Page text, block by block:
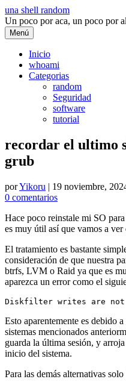
Saltar
al
contenido
una shell random
Un poco por aca, un poco por
Menú
Inicio
whoami
Categorias
random
Seguridad
software
tutorial
recordar el ultimo
grub
porYikoru | 19 noviembre,
0 comentarios
Hace poco reinstale mi SO
es muy útil así que vamos a
El tratamiento es bastante
consideración de que nuestra
btrfs, LVM o Raid ya que es
aparezca un error como el
Diskfilter writes are not
Esto aparentemente es debido
sistemas mencionados
guarda la última sesión, y
inicio del sistema.
Para las demás alternativas